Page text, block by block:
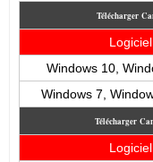
Télécharger
Windows 10,
Windows 7 ,
Télécharger